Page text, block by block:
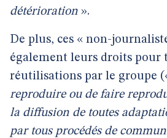
détérioration ».
De plus, ces « non-
également leurs droits pour
réutilisations par le groupe
reproduire ou de faire
la diffusion de toutes
par tous procédés de